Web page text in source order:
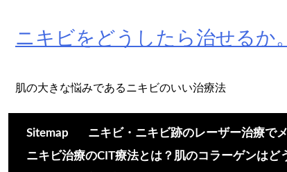
content
ニキビをどうしたら治せるか。
肌の大きな悩みであるニキビのいい治療法
Sitemap ニキビ・ニキビ跡のレーザー治療で
ニキビ治療のCIT療法とは？肌のコラーゲンはど